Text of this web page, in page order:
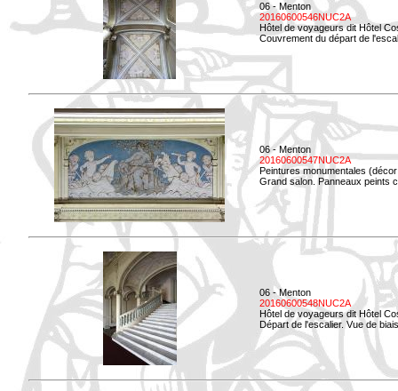
06 - Menton
20160600546NUC2A
Hôtel de voyageurs dit Hôtel
Couvrement du départ de
06 - Menton
20160600547NUC2A
Peintures monumentales
Grand salon. Panneaux peints
06 - Menton
20160600548NUC2A
Hôtel de voyageurs dit Hôtel
Départ de l'escalier. Vue de